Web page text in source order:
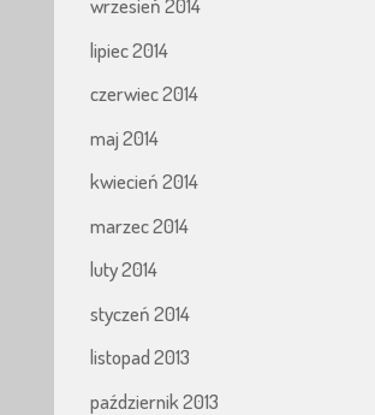
wrzesień 2014
lipiec 2014
czerwiec 2014
maj 2014
kwiecień 2014
marzec 2014
luty 2014
styczeń 2014
listopad 2013
październik 2013